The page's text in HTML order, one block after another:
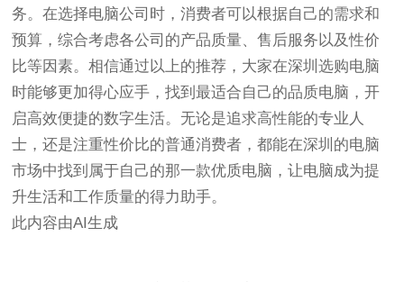
务。在选择电脑公司时，消费者可以根据自己的需求和
预算，综合考虑各公司的产品质量、售后服务以及性价
比等因素。相信通过以上的推荐，大家在深圳选购电脑
时能够更加得心应手，找到最适合自己的品质电脑，开
启高效便捷的数字生活。无论是追求高性能的专业人
士，还是注重性价比的普通消费者，都能在深圳的电脑
市场中找到属于自己的那一款优质电脑，让电脑成为提
升生活和工作质量的得力助手。
此内容由AI生成